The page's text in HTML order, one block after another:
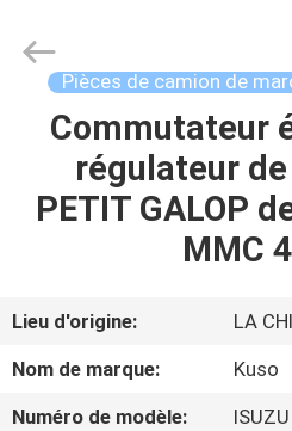
MAISON
PRODUITS
SUJET
DE
NOUS
Technology
Reserved.
Pièces de camion de
Commutateur
régulateur
PETIT GALOP
MMC
Lieu d'origine:
LA
Nom de marque:
Kuso
Numéro de modèle:
ISUZU